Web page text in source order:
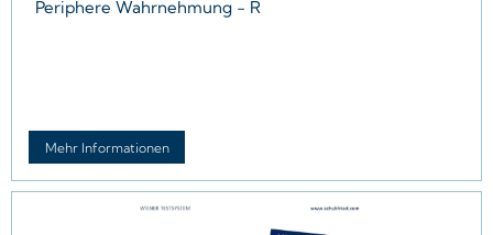
Periphere Wahrnehmung - R
Mehr Informationen